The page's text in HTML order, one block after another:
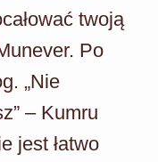
twoją
Po
„Nie
– Kumru
jest łatwo